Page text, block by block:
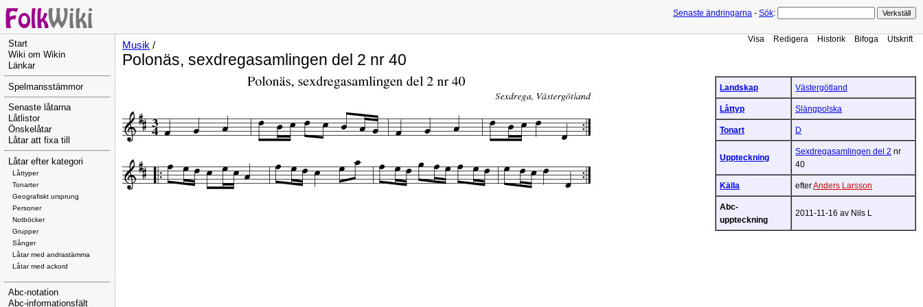
Senaste ändringarna - Sök:
Start
Wiki om Wikin
Länkar
Spelmansstämmor
Senaste låtarna
Låtlistor
Önskelåtar
Låtar att fixa till
Låtar efter kategori
Låttyper
Tonarter
Geografiskt ursprung
Personer
Notböcker
Grupper
Sånger
Låtar med andrastämma
Låtar med ackord
Abc-notation
Abc-informationsfält
Visa Redigera Historik Bifoga Utskrift
Musik /
Polonäs, sexdregasamlingen del 2 nr 40
Landskap Västergötland
Låttyp Slängpolska
Tonart D
Uppteckning
Sexdregasamlingen del 2 nr
40
Källa efterAnders Larsson
Abc-
uppteckning
2011-11-16 av Nils L